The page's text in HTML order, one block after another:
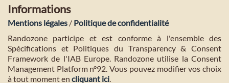
Informations
Mentions légales / Politique de confidentialité
Randozone participe et est conforme à l'ensemble des
Spécifications et Politiques du Transparency & Consent
Framework de l'IAB Europe. Randozone utilise la Consent
Management Platform n°92. Vous pouvez modifier vos choix
à tout moment en cliquant ici.